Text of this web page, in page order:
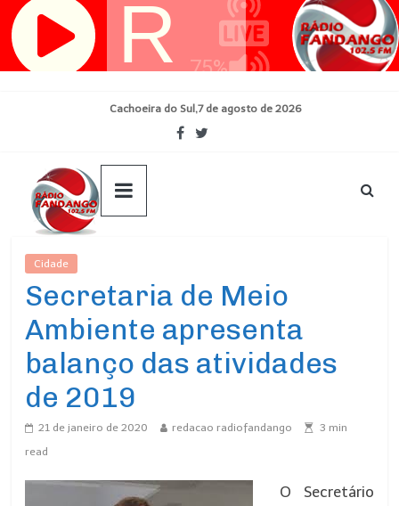
Pular
para
Cachoeira do Sul,7 de agosto de 2026
Cidade
Secretaria de Meio
Ambiente apresenta
balanço das atividades
de 2019
21 de janeiro de 2020 redacao radiofandango 3 min
read
O Secretário